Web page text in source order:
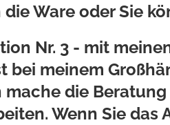
die Ware oder Sie
Nr. 3 - mit
bei meinem
mache die
Wenn Sie